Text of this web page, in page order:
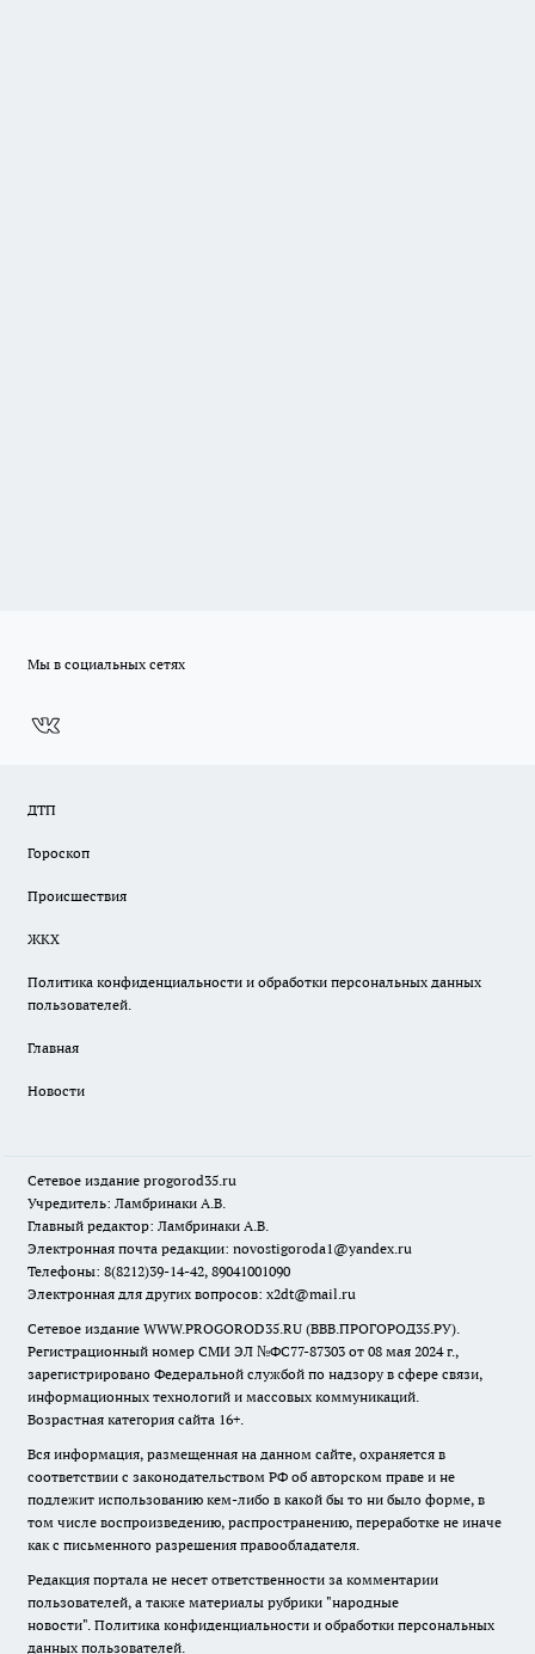
Мы в социальных сетях
ДТП
Гороскоп
Происшествия
ЖКХ
Политика конфиденциальности и обработки персональных данных
пользователей.
Главная
Новости
Сетевое издание progorod35.ru
Учредитель: Ламбринаки А.В.
Главный редактор: Ламбринаки А.В.
Электронная почта редакции: novostigoroda1@yandex.ru
Телефоны: 8(8212)39-14-42, 89041001090
Электронная для других вопросов: x2dt@mail.ru
Сетевое издание WWW.PROGOROD35.RU (ВВВ.ПРОГОРОД35.РУ).
Регистрационный номер СМИ ЭЛ №ФС77-87303 от 08 мая 2024 г.,
зарегистрировано Федеральной службой по надзору в сфере связи,
информационных технологий и массовых коммуникаций.
Возрастная категория сайта 16+.
Вся информация, размещенная на данном сайте, охраняется в
соответствии с законодательством РФ об авторском праве и не
подлежит использованию кем-либо в какой бы то ни было форме, в
том числе воспроизведению, распространению, переработке не иначе
как с письменного разрешения правообладателя.
Редакция портала не несет ответственности за комментарии
пользователей, а также материалы рубрики "народные
новости". Политика конфиденциальности и обработки персональных
данных пользователей.